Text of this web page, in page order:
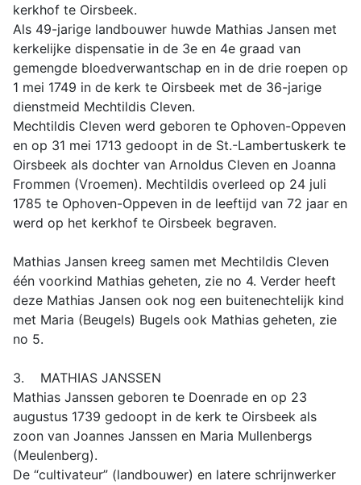
kerkhof te Oirsbeek.
Als 49-jarige landbouwer huwde Mathias Jansen met
kerkelijke dispensatie in de 3e en 4e graad van
gemengde bloedverwantschap en in de drie roepen op
1 mei 1749 in de kerk te Oirsbeek met de 36-jarige
dienstmeid Mechtildis Cleven.
Mechtildis Cleven werd geboren te Ophoven-Oppeven
en op 31 mei 1713 gedoopt in de St.-Lambertuskerk te
Oirsbeek als dochter van Arnoldus Cleven en Joanna
Frommen (Vroemen). Mechtildis overleed op 24 juli
1785 te Ophoven-Oppeven in de leeftijd van 72 jaar en
werd op het kerkhof te Oirsbeek begraven.
Mathias Jansen kreeg samen met Mechtildis Cleven
één voorkind Mathias geheten, zie no 4. Verder heeft
deze Mathias Jansen ook nog een buitenechtelijk kind
met Maria (Beugels) Bugels ook Mathias geheten, zie
no 5.
3. MATHIAS JANSSEN
Mathias Janssen geboren te Doenrade en op 23
augustus 1739 gedoopt in de kerk te Oirsbeek als
zoon van Joannes Janssen en Maria Mullenbergs
(Meulenberg).
De “cultivateur” (landbouwer) en latere schrijnwerker